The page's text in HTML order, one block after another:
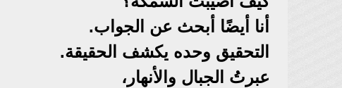
أنا أيضًا أبحث عن الجواب.
التحقيق وحده يكشف الحقيقة.
عبرتُ الجبال والأنهار،